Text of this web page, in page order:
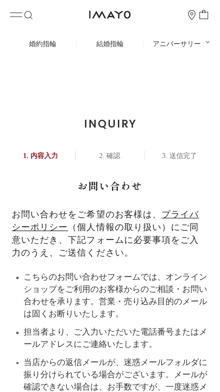
婚約指輪 結婚指輪 アニバーサリー
INQUIRY
内容入力 確認 送信完了
お問い合わせ
お問い合わせをご希望のお客様は、 プライバ
シーポリシー
（個人情報の取り扱い）にご同
意いただき、下記フォームに必要事項をご入
力のうえ、ご送信ください。
こちらのお問い合わせフォームでは、オンライン
ショップをご利用のお客様からのご相談・お問い
合わせを承ります。営業・売り込み目的のメール
は固くお断りいたします。
担当者より、ご入力いただいた電話番号またはメ
ールアドレスにご連絡いたします。
当店からの返信メールが、迷惑メールフォルダに
振り分けられている場合がございます。メールが
確認できない場合は、お手数ですが、一度迷惑メ